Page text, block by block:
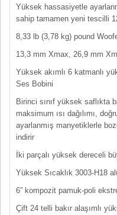
Yüksek hassasiyetle
sahip tamamen yeni tescilli
8,33 lb (3,78 kg) pound
13,3 mm Xmax, 26,9 mm
Yüksek akımlı 6 katmanlı
Ses Bobini
Birinci sınıf yüksek saflıkta
maksimum ısı dağılımı,
ayarlanmış manyetiklerle
indirir
İki parçalı yüksek dereceli
Yüksek Sıcaklık 3003-H18
6” kompozit pamuk-poli
Çift 24 telli bakır alaşımlı